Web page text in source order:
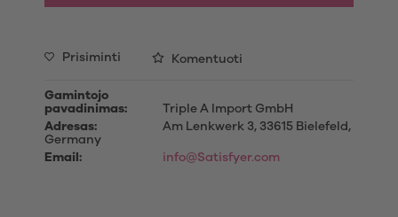
Prisiminti Komentuoti
Gamintojo
pavadinimas:
Triple A Import GmbH
Adresas:
Am Lenkwerk 3, 33615 Bielefeld,
Germany
Email:
info@Satisfyer.com